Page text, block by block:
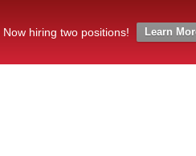
Now hiring two positions! Learn